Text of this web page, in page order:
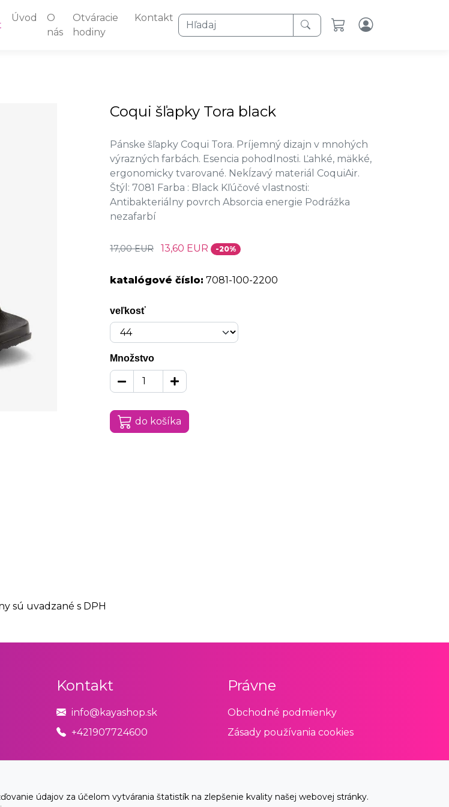
Úvod
O
nás
Otváracie
hodiny
Kontakt Hľadaj
Coqui šľapky Tora black
Pánske šľapky Coqui Tora. Príjemný dizajn v mnohých
výrazných farbách. Esencia pohodlnosti. Ľahké, mäkké,
ergonomicky tvarované. Nekĺzavý materiál CoquiAir.
Štýl: 7081 Farba : Black Kľúčové vlastnosti:
Antibakteriálny povrch Absorcia energie Podrážka
nezafarbí
17,00 EUR 13,60 EUR -20%
katalógové číslo: 7081-100-2200
veľkosť
Množstvo
do košíka
sú uvadzané s DPH
údajov za účelom vytvárania štatistík na zlepšenie kvality našej webovej stránky.
Kontakt
info@kayashop.sk
+421907724600
Právne
Obchodné podmienky
Zásady používania cookies